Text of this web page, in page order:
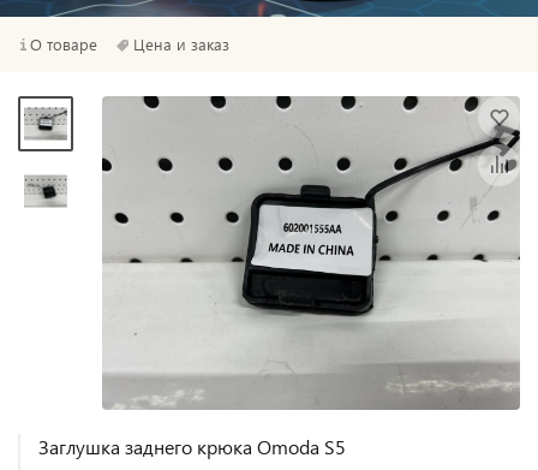
О товаре Цена и заказ
Заглушка заднего крюка Omoda S5